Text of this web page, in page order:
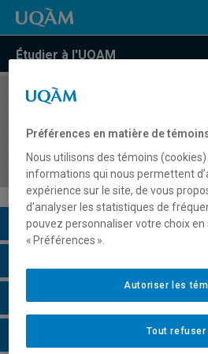
Étudier à l'UQAM
COURS//
en Culture et citoyenneté
secondaire
Description du cours
Horaire - Automne 2026
Préférences en matière de
Nous utilisons des témoins
informations qui nous permettent
expérience sur le site, de vous
d’analyser les statistiques de
pouvez personnaliser votre choix
« Préférences ».
Tout refuser
Autoriser les